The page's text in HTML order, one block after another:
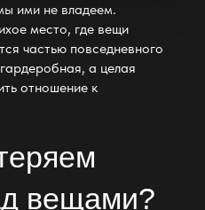
ими не владеем.
место, где вещи
частью повседневного
, а целая
отношение к
вещами?